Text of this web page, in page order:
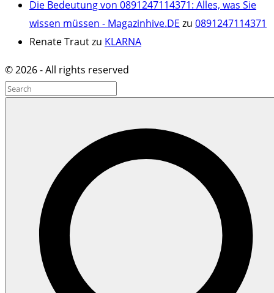
Die Bedeutung von 0891247114371: Alles, was Sie
wissen müssen - Magazinhive.DE zu 0891247114371
Renate Trautzu KLARNA
©2026- All rights reserved